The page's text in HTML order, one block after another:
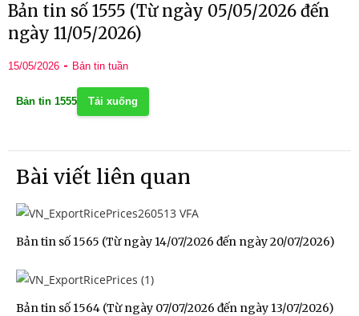
Bản tin số 1555 (Từ ngày 05/05/2026 đến
ngày 11/05/2026)
15/05/2026 Bản tin tuần
Bản tin 1555 Tải xuống
Bài viết liên quan
Bản tin số 1565 (Từ ngày 14/07/2026 đến ngày 20/07/2026)
Bản tin số 1564 (Từ ngày 07/07/2026 đến ngày 13/07/2026)